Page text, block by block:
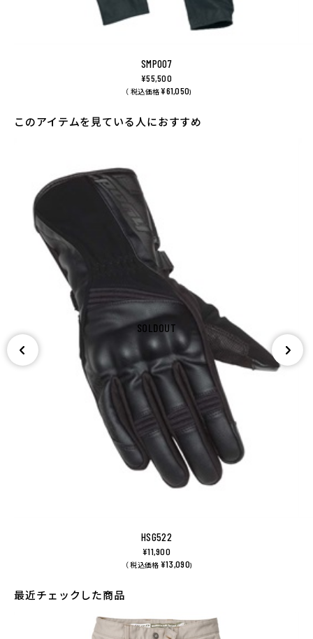
SMP007
¥55,500
（ 税込価格¥61,050)
このアイテムを見ている人におすすめ
SOLDOUT
HSG522
¥11,900
（ 税込価格 ¥13,090)
最近チェックした商品